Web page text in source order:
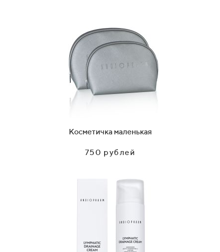
Косметичка маленькая
750 рублей